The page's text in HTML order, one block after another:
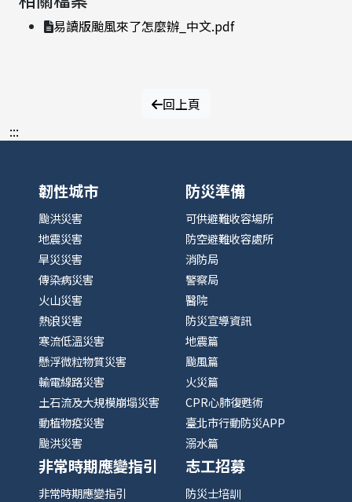
易讀版颱風來了怎麼辦_中文.pdf
回上頁
:::
韌性城市
颱洪災害
地震災害
旱災災害
傳染病災害
火山災害
熱浪災害
寒流低溫災害
懸浮微粒物質災害
輸電線路災害
土石流及大規模崩塌災害
動植物疫災害
颱洪災害
防災準備
可供避難收容場所
防空避難收容處所
消防局
警察局
醫院
防災宣導資訊
地震篇
颱風篇
火災篇
CPR心肺復甦術
臺北市行動防災APP
溺水篇
非常時期應變指引
非常時期應變指引
志工招募
防災士培訓